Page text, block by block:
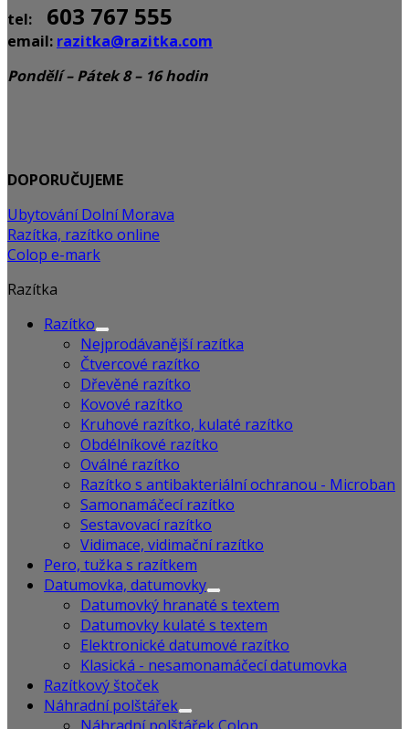
tel: 603 767 555
email: razitka@razitka.com
Pondělí – Pátek 8 – 16 hodin
DOPORUČUJEME
Ubytování Dolní Morava
Razítka, razítko online
Colop e-mark
Razítka
Razítko
Nejprodávanější razítka
Čtvercové razítko
Dřevěné razítko
Kovové razítko
Kruhové razítko, kulaté razítko
Obdélníkové razítko
Oválné razítko
Razítko s antibakteriální ochranou - Microban
Samonamáčecí razítko
Sestavovací razítko
Vidimace, vidimační razítko
Pero, tužka s razítkem
Datumovka, datumovky
Datumovký hranaté s textem
Datumovky kulaté s textem
Elektronické datumové razítko
Klasická - nesamonamáčecí datumovka
Razítkový štoček
Náhradní polštářek